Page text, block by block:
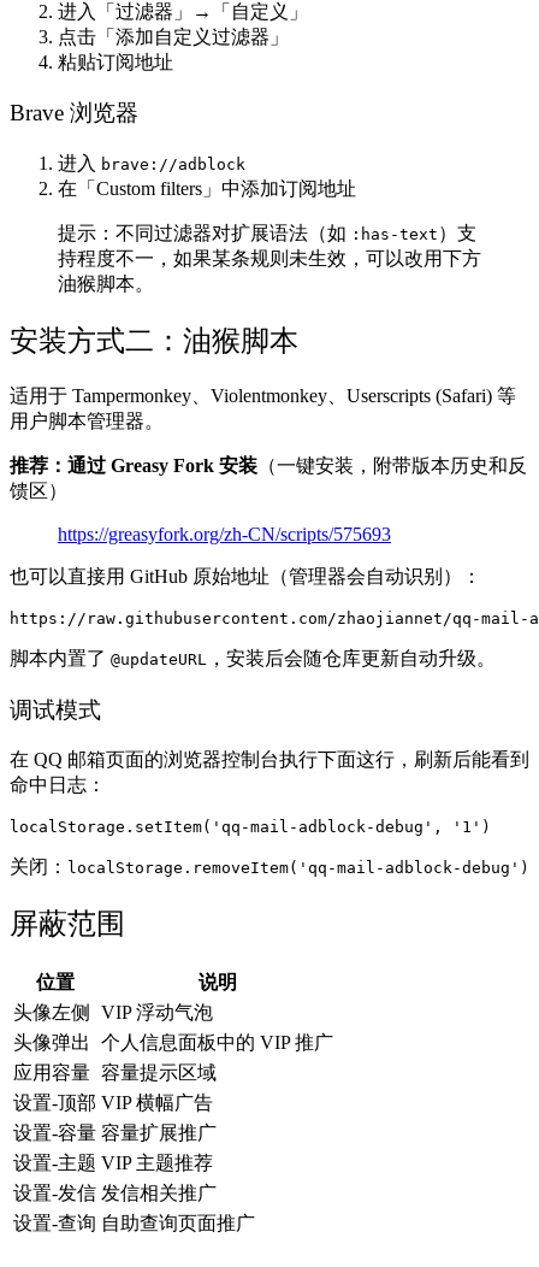
进入「过滤器」→「自定义」
点击「添加自定义过滤器」
粘贴订阅地址
Brave 浏览器
进入 brave://adblock
在「Custom filters」中添加订阅地址
提示：不同过滤器对扩展语法（如 :has-text ）支
持程度不一，如果某条规则未生效，可以改用下方
油猴脚本。
安装方式二：油猴脚本
适用于 Tampermonkey、Violentmonkey、Userscripts (Safari) 等
用户脚本管理器。
推荐：通过 Greasy Fork 安装 （一键安装，附带版本历史和反
馈区）
https://greasyfork.org/zh-CN/scripts/575693
也可以直接用 GitHub 原始地址（管理器会自动识别）：
脚本内置了 @updateURL ，安装后会随仓库更新自动升级。
调试模式
在 QQ 邮箱页面的浏览器控制台执行下面这行，刷新后能看到
命中日志：
关闭： localStorage.removeItem('qq-mail-adblock-debug')
屏蔽范围
位置
说明
头像左侧
VIP 浮动气泡
头像弹出
个人信息面板中的 VIP 推广
应用容量 容量提示区域
设置-顶部 VIP 横幅广告
设置-容量 容量扩展推广
设置-主题 VIP 主题推荐
设置-发信 发信相关推广
设置-查询 自助查询页面推广